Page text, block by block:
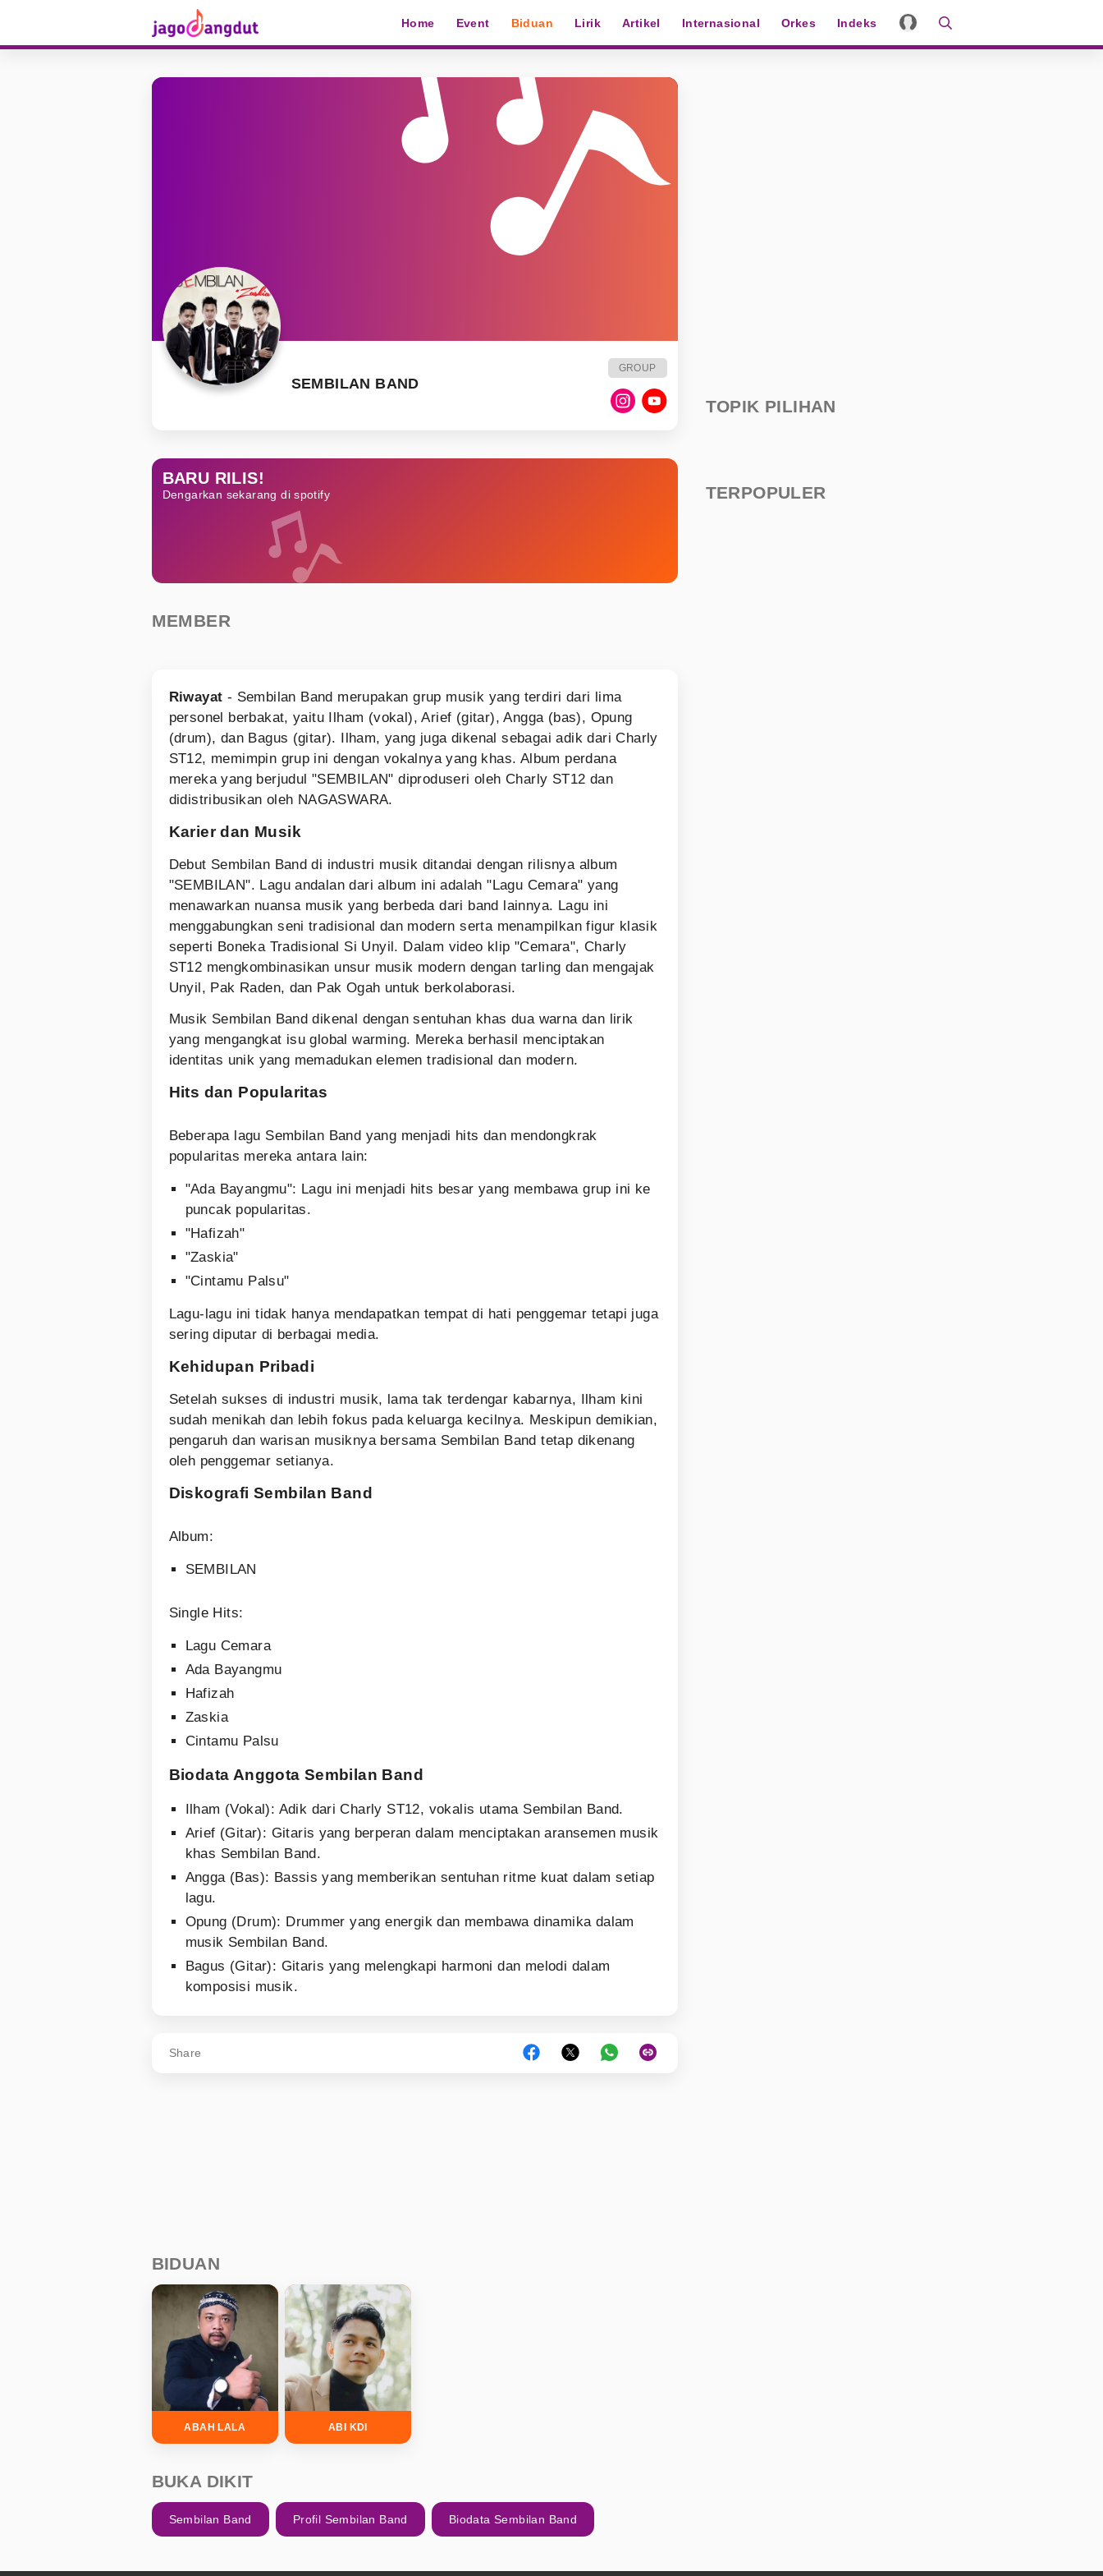
Home Event Biduan Lirik Artikel Internasional Orkes Indeks
SEMBILAN BAND
GROUP
BARU RILIS!
Dengarkan sekarang di spotify
MEMBER
Riwayat - Sembilan Band merupakan grup musik yang terdiri dari lima
personel berbakat, yaitu Ilham (vokal), Arief (gitar), Angga (bas), Opung
(drum), dan Bagus (gitar). Ilham, yang juga dikenal sebagai adik dari Charly
ST12, memimpin grup ini dengan vokalnya yang khas. Album perdana
mereka yang berjudul "SEMBILAN" diproduseri oleh Charly ST12 dan
didistribusikan oleh NAGASWARA.
Karier dan Musik
Debut Sembilan Band di industri musik ditandai dengan rilisnya album
"SEMBILAN". Lagu andalan dari album ini adalah "Lagu Cemara" yang
menawarkan nuansa musik yang berbeda dari band lainnya. Lagu ini
menggabungkan seni tradisional dan modern serta menampilkan figur klasik
seperti Boneka Tradisional Si Unyil. Dalam video klip "Cemara", Charly
ST12 mengkombinasikan unsur musik modern dengan tarling dan mengajak
Unyil, Pak Raden, dan Pak Ogah untuk berkolaborasi.
Musik Sembilan Band dikenal dengan sentuhan khas dua warna dan lirik
yang mengangkat isu global warming. Mereka berhasil menciptakan
identitas unik yang memadukan elemen tradisional dan modern.
Hits dan Popularitas
Beberapa lagu Sembilan Band yang menjadi hits dan mendongkrak
popularitas mereka antara lain:
"Ada Bayangmu": Lagu ini menjadi hits besar yang membawa grup ini ke
puncak popularitas.
"Hafizah"
"Zaskia"
"Cintamu Palsu"
Lagu-lagu ini tidak hanya mendapatkan tempat di hati penggemar tetapi juga
sering diputar di berbagai media.
Kehidupan Pribadi
Setelah sukses di industri musik, lama tak terdengar kabarnya, Ilham kini
sudah menikah dan lebih fokus pada keluarga kecilnya. Meskipun demikian,
pengaruh dan warisan musiknya bersama Sembilan Band tetap dikenang
oleh penggemar setianya.
Diskografi Sembilan Band
Album:
SEMBILAN
Single Hits:
Lagu Cemara
Ada Bayangmu
Hafizah
Zaskia
Cintamu Palsu
Biodata Anggota Sembilan Band
Ilham (Vokal): Adik dari Charly ST12, vokalis utama Sembilan Band.
Arief (Gitar): Gitaris yang berperan dalam menciptakan aransemen musik
khas Sembilan Band.
Angga (Bas): Bassis yang memberikan sentuhan ritme kuat dalam setiap
lagu.
Opung (Drum): Drummer yang energik dan membawa dinamika dalam
musik Sembilan Band.
Bagus (Gitar): Gitaris yang melengkapi harmoni dan melodi dalam
komposisi musik.
Share
BIDUAN
ABAH LALA ABI KDI
BUKA DIKIT
Sembilan Band Profil Sembilan Band Biodata Sembilan Band
TOPIK PILIHAN
TERPOPULER